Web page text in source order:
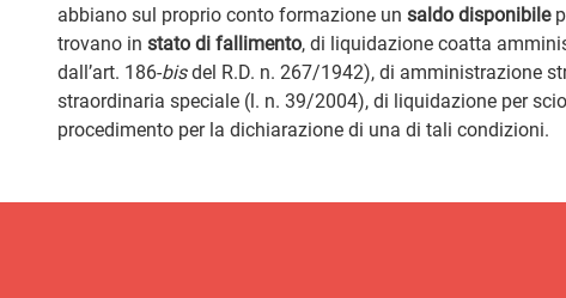
abbiano sul proprio conto formazione un saldo disponibile
trovano in stato di fallimento, di liquidazione coatta
dall’art. 186-bisdel R.D. n. 267/1942), di amministrazione
straordinaria speciale (l. n. 39/2004), di liquidazione per
procedimento per la dichiarazione di una di tali condizioni.